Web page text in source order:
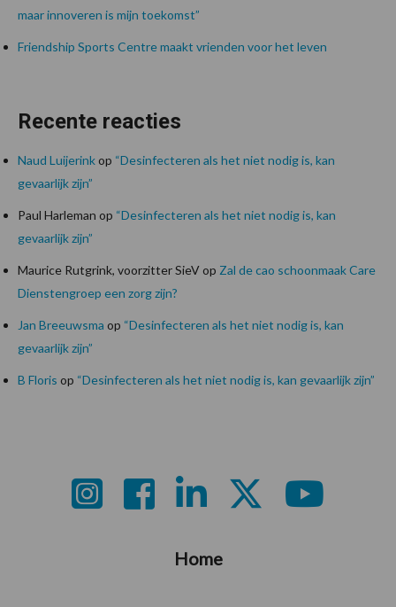
maar innoveren is mijn toekomst”
Friendship Sports Centre maakt vrienden voor het leven
Recente reacties
Naud Luijerinkop “Desinfecteren als het niet nodig is, kan
gevaarlijk zijn”
Paul Harleman op “Desinfecteren als het niet nodig is, kan
gevaarlijk zijn”
Maurice Rutgrink, voorzitter SieVop Zal de cao schoonmaak Care
Dienstengroep een zorg zijn?
Jan Breeuwsma op “Desinfecteren als het niet nodig is, kan
gevaarlijk zijn”
B Floris op “Desinfecteren als het niet nodig is, kan gevaarlijk zijn”
Home